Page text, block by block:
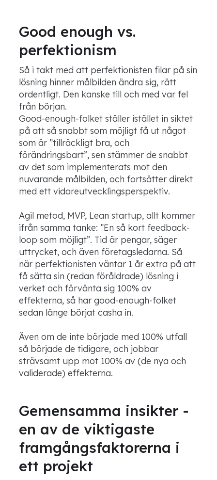
Good enough vs.
perfektionism
Så i takt med att perfektionisten filar på sin
lösning hinner målbilden ändra sig, rätt
ordentligt. Den kanske till och med var fel
från början.
Good-enough-folket ställer istället in siktet
på att så snabbt som möjligt få ut något
som är ”tillräckligt bra, och
förändringsbart”, sen stämmer de snabbt
av det som implementerats mot den
nuvarande målbilden, och fortsätter direkt
med ett vidareutvecklingsperspektiv.
Agil metod, MVP, Lean startup, allt kommer
ifrån samma tanke: ”En så kort feedback-
loop som möjligt”. Tid är pengar, säger
uttrycket, och även företagsledarna. Så
när perfektionisten väntar 1 år extra på att
få sätta sin (redan föråldrade) lösning i
verket och förvänta sig 100% av
effekterna, så har good-enough-folket
sedan länge börjat casha in.
Även om de inte började med 100% utfall
så började de tidigare, och jobbar
strävsamt upp mot 100% av (de nya och
validerade) effekterna.
Gemensamma insikter -
en av de viktigaste
framgångsfaktorerna i
ett projekt